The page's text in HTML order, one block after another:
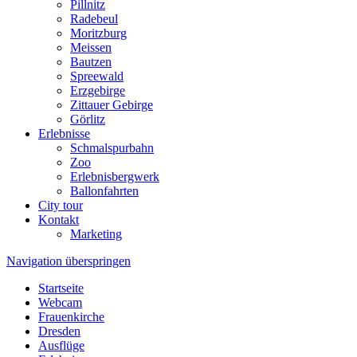
Pillnitz
Radebeul
Moritzburg
Meissen
Bautzen
Spreewald
Erzgebirge
Zittauer Gebirge
Görlitz
Erlebnisse
Schmalspurbahn
Zoo
Erlebnisbergwerk
Ballonfahrten
City tour
Kontakt
Marketing
Navigation überspringen
Startseite
Webcam
Frauenkirche
Dresden
Ausflüge